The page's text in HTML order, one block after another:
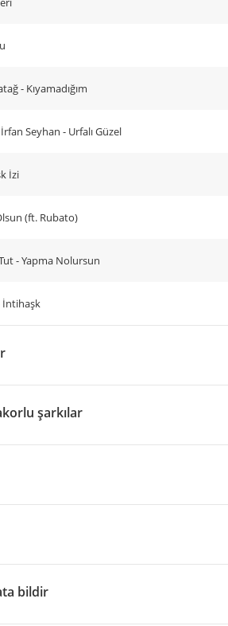
- Kıyamadığım
Seyhan - Urfalı Güzel
İzi
(ft. Rubato)
- Yapma Nolursun
İntihaşk
şarkılar
bildir